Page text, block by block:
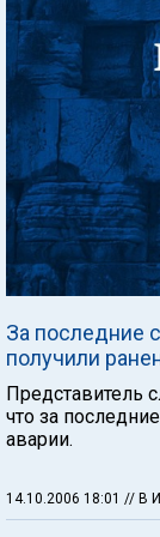
За последние
получили
Представитель
что за
аварии.
14.10.2006 18:01 // В